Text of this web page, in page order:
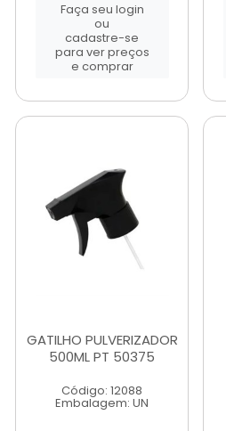
Faça seu login
ou
cadastre-se
para ver preços
e comprar
GATILHO PULVERIZADOR
500ML PT 50375
Código: 12088
Embalagem: UN